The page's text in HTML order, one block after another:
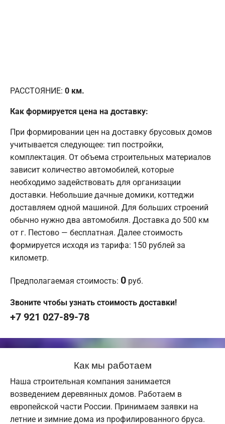
РАССТОЯНИЕ: 0 км.
Как формируется цена на доставку:
При формировании цен на доставку брусовых домов
учитывается следующее: тип постройки,
комплектация. От объема строительных материалов
зависит количество автомобилей, которые
необходимо задействовать для организации
доставки. Небольшие дачные домики, коттеджи
доставляем одной машиной. Для больших строений
обычно нужно два автомобиля. Доставка до 500 км
от г. Пестово — бесплатная. Далее стоимость
формируется исходя из тарифа: 150 рублей за
километр.
Предполагаемая стоимость: 0 руб.
Звоните чтобы узнать стоимость доставки!
+7 921 027-89-78
Как мы работаем
Наша строительная компания занимается
возведением деревянных домов. Работаем в
европейской части России. Принимаем заявки на
летние и зимние дома из профилированного бруса.